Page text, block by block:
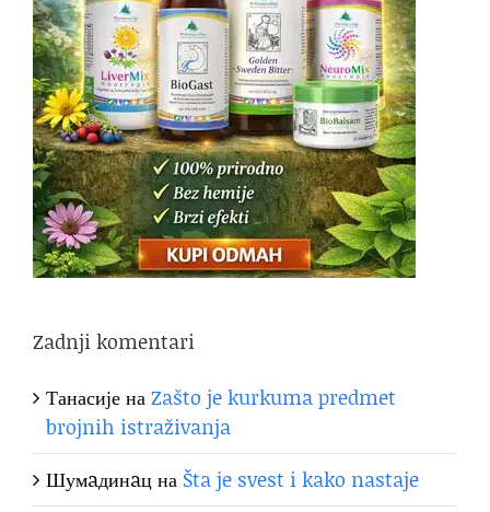
Zadnji komentari
ТанасијенаZašto je kurkuma predmet
brojnih istraživanja
Шумaдинaцна Šta je svest i kako nastaje